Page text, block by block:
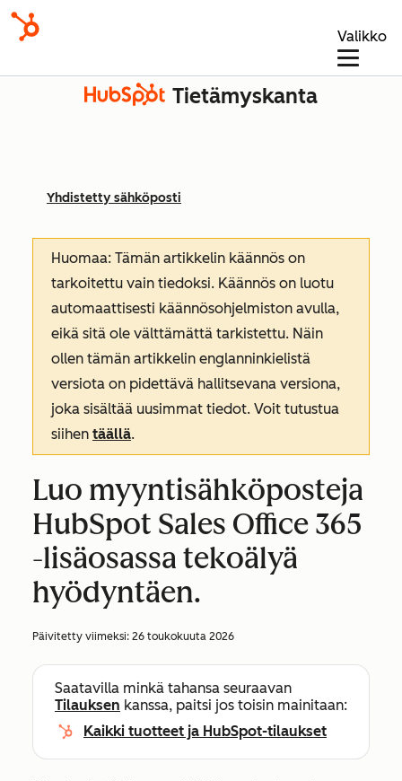
Valikko
Tietämyskanta
Yhdistetty sähköposti
Huomaa: Tämän artikkelin käännös on
tarkoitettu vain tiedoksi. Käännös on luotu
automaattisesti käännösohjelmiston avulla,
eikä sitä ole välttämättä tarkistettu. Näin
ollen tämän artikkelin englanninkielistä
versiota on pidettävä hallitsevana versiona,
joka sisältää uusimmat tiedot. Voit tutustua
siihen täällä.
Luo myyntisähköposteja
HubSpot Sales Office 365
-lisäosassa tekoälyä
hyödyntäen.
Päivitetty viimeksi: 26 toukokuuta 2026
Saatavilla minkä tahansa seuraavan
Tilauksen kanssa, paitsi jos toisin mainitaan:
Kaikki tuotteet ja HubSpot-tilaukset